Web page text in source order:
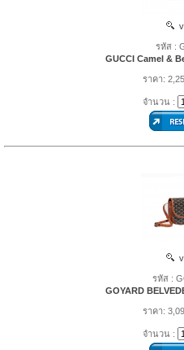
รหัส :
GUCCI Camel &
ราคา:
จำนวน :
รหัส :
GOYARD
ราคา:
จำนวน :